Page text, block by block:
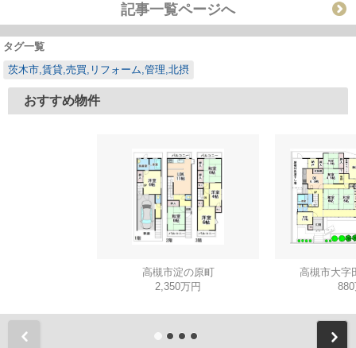
記事一覧ページへ
タグ一覧
茨木市,賃貸,売買,リフォーム,管理,北摂
おすすめ物件
高槻市淀の原町
2,350万円
高槻市大字